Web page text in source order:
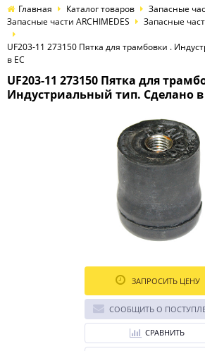
Главная Каталог товаров
Запасные
Запасные части ARCHIMEDES
Запасные
UF203-11 273150 Пятка для трамбовки .
в ЕС
UF203-11 273150 Пятка для
Индустриальный тип. Сделано в
ЗАПРОСИТЬ ЦЕНУ
СООБЩИТЬ О
СРАВНИТЬ